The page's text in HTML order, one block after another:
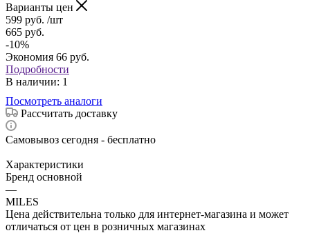
Варианты цен
599 руб. /шт
665 руб.
-10%
Экономия 66 руб.
Подробности
В наличии: 1
Посмотреть аналоги
Рассчитать доставку
Самовывоз сегодня - бесплатно
Характеристики
Бренд основной
—
MILES
Цена действительна только для интернет-магазина и может
отличаться от цен в розничных магазинах